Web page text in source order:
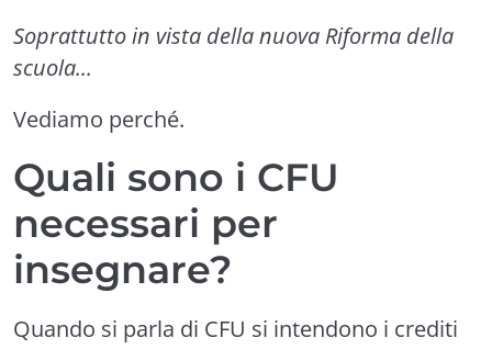
Soprattutto in vista della nuova Riforma della
scuola...
Vediamo perché.
Quali sono i CFU
necessari per
insegnare?
Quando si parla di CFU si intendono i crediti